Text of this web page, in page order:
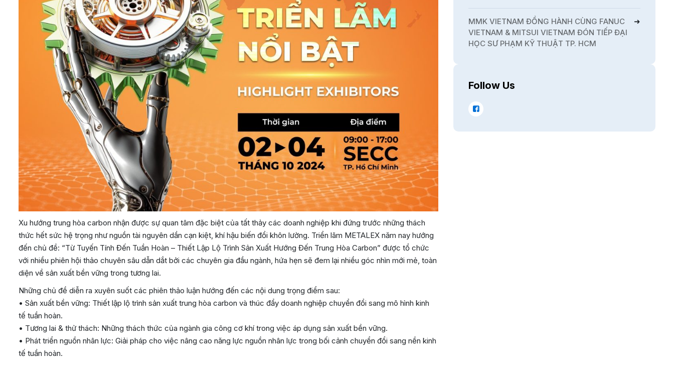
Xu hướng trung hòa carbon nhận được sự quan tâm đặc biệt của tất thảy các doanh nghiệp khi đứng trước những thách
thức hết sức hệ trọng như nguồn tài nguyên dần cạn kiệt, khí hậu biến đổi khôn lường. Triển lãm METALEX năm nay hướng
đến chủ đề: “Từ Tuyến Tính Đến Tuần Hoàn – Thiết Lập Lộ Trình Sản Xuất Hướng Đến Trung Hòa Carbon” được tổ chức
với nhiều phiên hội thảo chuyên sâu dẫn dắt bởi các chuyên gia đầu ngành, hứa hẹn sẽ đem lại nhiều góc nhìn mới mẻ, toàn
diện về sản xuất bền vững trong tương lai.
Những chủ đề diễn ra xuyên suốt các phiên thảo luận hướng đến các nội dung trọng điểm sau:
• Sản xuất bền vững: Thiết lập lộ trình sản xuất trung hòa carbon và thúc đẩy doanh nghiệp chuyển đổi sang mô hình kinh
tế tuần hoàn.
• Tương lai & thử thách: Những thách thức của ngành gia công cơ khí trong việc áp dụng sản xuất bền vững.
• Phát triển nguồn nhân lực: Giải pháp cho việc nâng cao năng lực nguồn nhân lực trong bối cảnh chuyển đổi sang nền kinh
tế tuần hoàn.
MMK VIETNAM ĐỒNG HÀNH CÙNG FANUC
VIETNAM & MITSUI VIETNAM ĐÓN TIẾP ĐẠI
HỌC SƯ PHẠM KỸ THUẬT TP. HCM
Follow Us